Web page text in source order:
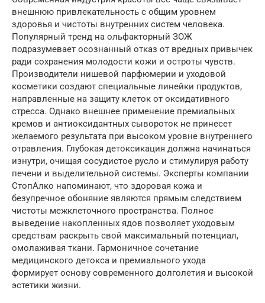
внешнюю привлекательность с общим уровнем
здоровья и чистоты внутренних систем человека.
Популярный тренд на ольфакторный ЗОЖ
подразумевает осознанный отказ от вредных привычек
ради сохранения молодости кожи и остроты чувств.
Производители нишевой парфюмерии и уходовой
косметики создают специальные линейки продуктов,
направленные на защиту клеток от оксидативного
стресса. Однако внешнее применение премиальных
кремов и антиоксидантных сывороток не принесет
желаемого результата при высоком уровне внутреннего
отравления. Глубокая детоксикация должна начинаться
изнутри, очищая сосудистое русло и стимулируя работу
печени и выделительной системы. Эксперты компании
СтопАлко напоминают, что здоровая кожа и
безупречное обоняние являются прямым следствием
чистоты межклеточного пространства. Полное
выведение накопленных ядов позволяет уходовым
средствам раскрыть свой максимальный потенциал,
омолаживая ткани. Гармоничное сочетание
медицинского детокса и премиального ухода
формирует основу современного долголетия и высокой
эстетики жизни.